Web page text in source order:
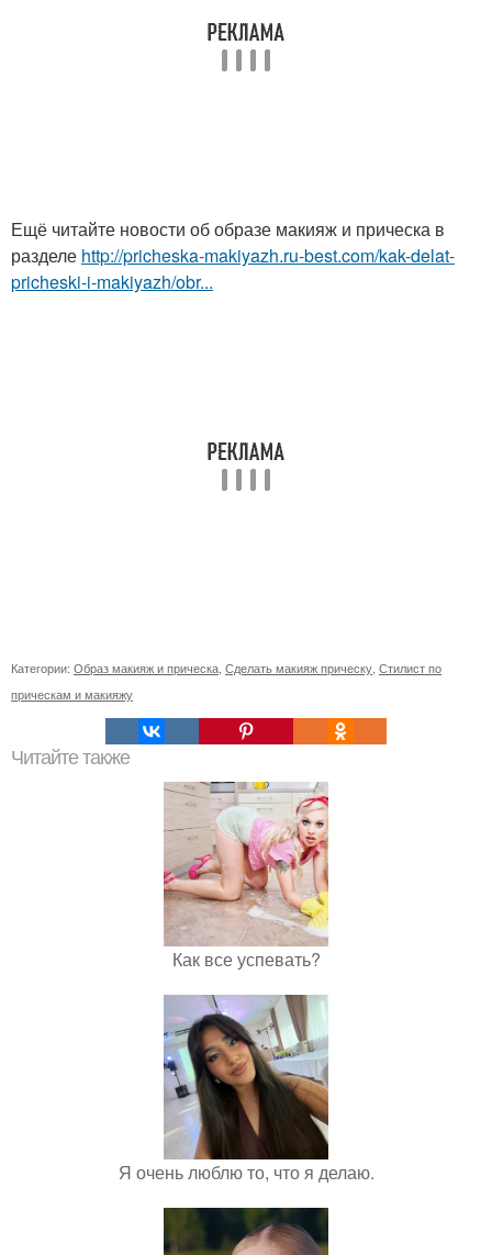
Ещё читайте новости об образе макияж и прическа в
разделе http://pricheska-makiyazh.ru-best.com/kak-delat-
pricheski-i-makiyazh/obr...
Категории: Образ макияж и прическа Сделать макияж прическу Стилист по
прическам и макияжу
Читайте также
Как все успевать?
Я очень люблю то, что я делаю.